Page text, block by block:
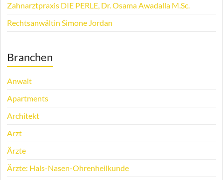
Zahnarztpraxis DIE PERLE, Dr. Osama Awadalla M.Sc.
Rechtsanwältin Simone Jordan
Branchen
Anwalt
Apartments
Architekt
Arzt
Ärzte
Ärzte: Hals-Nasen-Ohrenheilkunde